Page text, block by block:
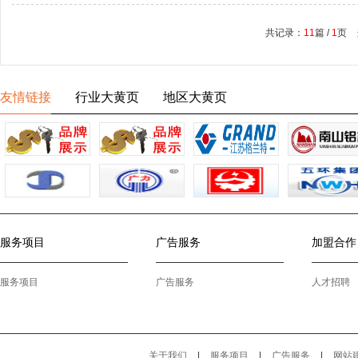
共记录： 11篇 / 1页
友情链接 行业大黄页 地区大黄页
服务项目
服务项目
广告服务
广告服务
加盟合作
人才招聘
关于我们 服务项目 广告服务
网站